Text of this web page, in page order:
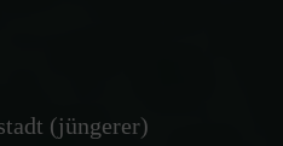
(jüngerer)